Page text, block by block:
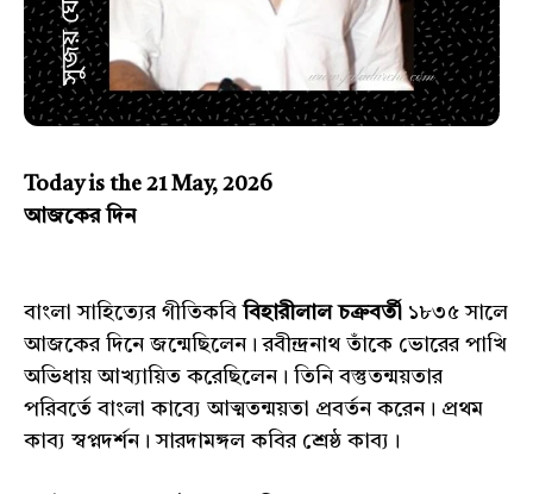
Today is the 21 May, 2026
আজকের দিন
বাংলা সাহিত্যের গীতিকবিবিহারীলাল চক্রবর্তী ১৮৩৫ সালে
আজকের দিনে জন্মেছিলেন। রবীন্দ্রনাথ তাঁকে ভোরের পাখি
অভিধায় আখ্যায়িত করেছিলেন। তিনি বস্তুতন্ময়তার
পরিবর্তে বাংলা কাব্যে আত্মতন্ময়তা প্রবর্তন করেন। প্রথম
কাব্য স্বপ্নদর্শন। সারদামঙ্গল কবির শ্রেষ্ঠ কাব্য।